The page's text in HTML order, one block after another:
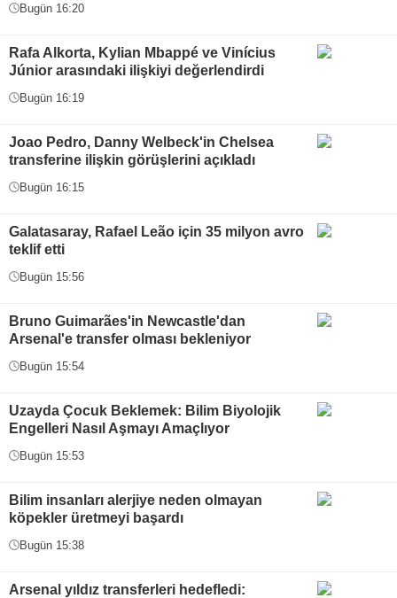
Bugün 16:20
Rafa Alkorta, Kylian Mbappé ve Vinícius
Júnior arasındaki ilişkiyi değerlendirdi
Bugün 16:19
Joao Pedro, Danny Welbeck'in Chelsea
transferine ilişkin görüşlerini açıkladı
Bugün 16:15
Galatasaray, Rafael Leão için 35 milyon avro
teklif etti
Bugün 15:56
Bruno Guimarães'in Newcastle'dan
Arsenal'e transfer olması bekleniyor
Bugün 15:54
Uzayda Çocuk Beklemek: Bilim Biyolojik
Engelleri Nasıl Aşmayı Amaçlıyor
Bugün 15:53
Bilim insanları alerjiye neden olmayan
köpekler üretmeyi başardı
Bugün 15:38
Arsenal yıldız transferleri hedefledi: